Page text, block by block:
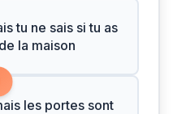
tu ne sais si tu as
la maison
les portes sont